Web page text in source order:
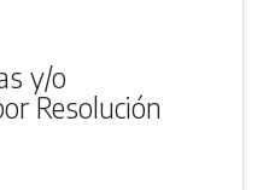
y/o
Resolución